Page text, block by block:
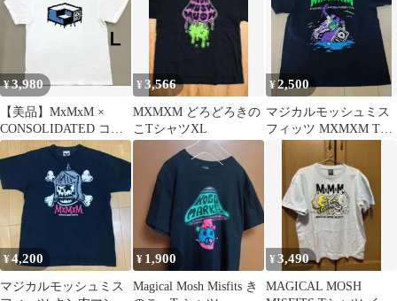
¥3,980
【美品】MxMxM ×
CONSOLIDATED コラ
ボ Tシャツ Lサイズ
¥3,566
MXMXM どろどろきの
こTシャツXL
¥2,500
マジカルモッシュミス
フィッツ MXMXM Tシ
ャツ ①
¥4,200
マジカルモッシュミス
¥ 1,900
Magical Mosh Misfits き
¥3,490
MAGICAL MOSH